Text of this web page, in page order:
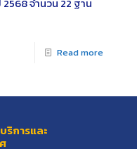
Read more
การและ